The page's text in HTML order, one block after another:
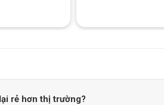
rẻ hơn thị trường?